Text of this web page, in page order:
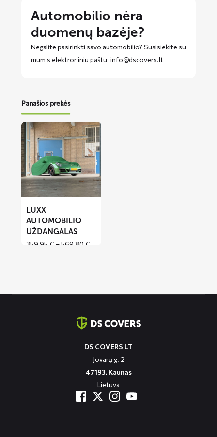
Automobilio nėra
duomenų bazėje?
Negalite pasirinkti savo automobilio? Susisiekite su
mumis elektroniniu paštu: info@dscovers.lt
Panašios prekės
Lees
meer
over
LUXX
automobilio
uždangalas
LUXX
AUTOMOBILIO
UŽDANGALAS
359,95 €–569,80 €Price
DS COVERS LT
Jovarų g. 2
47193, Kaunas
Lietuva